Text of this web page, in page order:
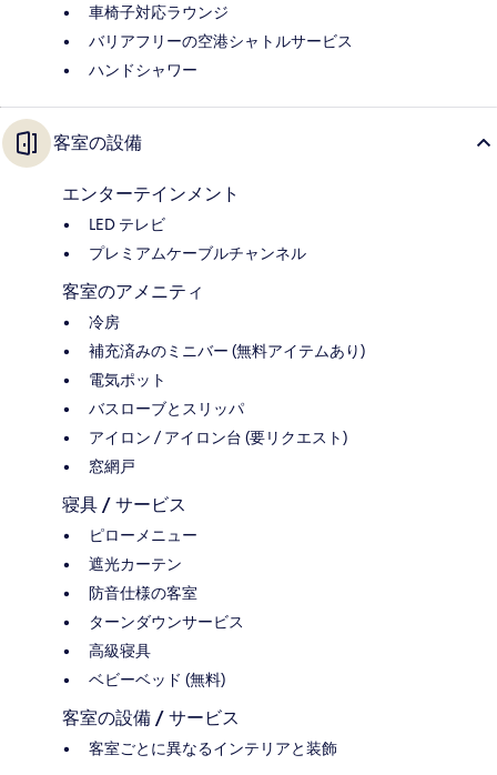
車椅子対応ラウンジ
バリアフリーの空港シャトルサービス
ハンドシャワー
客室の設備
エンターテインメント
LED テレビ
プレミアムケーブルチャンネル
客室のアメニティ
冷房
補充済みのミニバー (無料アイテムあり)
電気ポット
バスローブとスリッパ
アイロン / アイロン台 (要リクエスト)
窓網戸
寝具 / サービス
ピローメニュー
遮光カーテン
防音仕様の客室
ターンダウンサービス
高級寝具
ベビーベッド (無料)
客室の設備 / サービス
客室ごとに異なるインテリアと装飾